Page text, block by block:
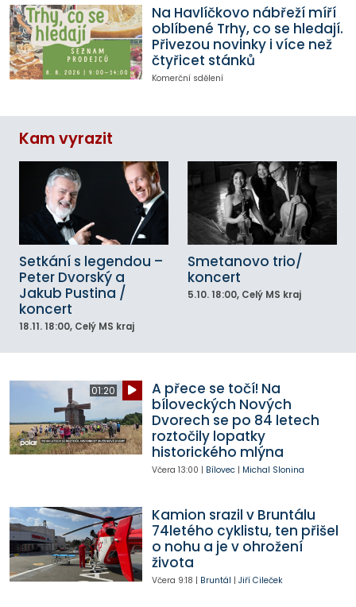
Na Havlíčkovo nábřeží míří
oblíbené Trhy, co se hledají.
Přivezou novinky i více než
čtyřicet stánků
Komerční sdělení
Kam vyrazit
Setkání s legendou –
Peter Dvorský a
Jakub Pustina /
koncert
18.11. 18:00, Celý MS kraj
Smetanovo trio/
koncert
5.10. 18:00, Celý MS kraj
01:20
A přece se točí! Na
bíloveckých Nových
Dvorech se po 84 letech
roztočily lopatky
historického mlýna
Včera 13:00 | Bílovec| Michal Slonina
Kamion srazil v Bruntálu
74letého cyklistu, ten přišel
o nohu a je v ohrožení
života
Včera 9:18 | Bruntál | Jiří Cileček